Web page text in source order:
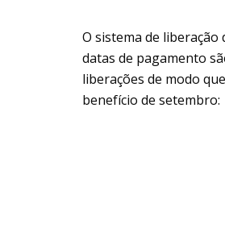
O sistema de
datas de pagamento
liberações de modo
benefício de setembro: